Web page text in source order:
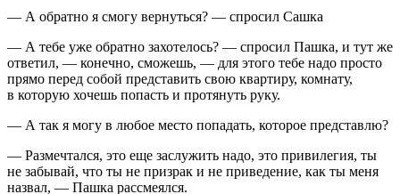
— А обратно я смогу вернуться? — спросил Сашка
— А тебе уже обратно захотелось? — спросил Пашка, и тут же
ответил, — конечно, сможешь, — для этого тебе надо просто
прямо перед собой представить свою квартиру, комнату,
в которую хочешь попасть и протянуть руку.
— А так я могу в любое место попадать, которое представлю?
— Размечтался, это еще заслужить надо, это привилегия, ты
не забывай, что ты не призрак и не приведение, как ты меня
назвал, — Пашка рассмеялся.